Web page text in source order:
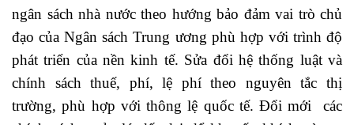
ngân sách nhà nước theo hướng bảo đảm vai trò chủ
đạo của Ngân sách Trung ương phù hợp với trình độ
phát triển của nền kinh tế. Sửa đổi hệ thống luật và
chính sách thuế, phí, lệ phí theo nguyên tắc thị
trường, phù hợp với thông lệ quốc tế. Đổi mới các